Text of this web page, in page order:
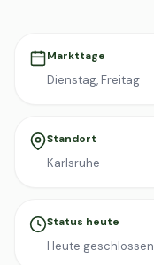
Markttage
Dienstag, Freitag
Standort
Karlsruhe
Status heute
Heute geschlossen